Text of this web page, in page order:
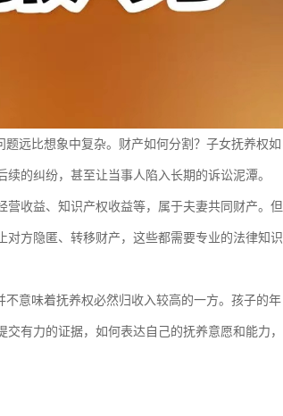
远比想象中复杂。财产如何分割？子女抚养权如
的纠纷，甚至让当事人陷入长期的诉讼泥潭。
收益、知识产权收益等，属于夫妻共同财产。但
方隐匿、转移财产，这些都需要专业的法律知识
意味着抚养权必然归收入较高的一方。孩子的年
有力的证据，如何表达自己的抚养意愿和能力，